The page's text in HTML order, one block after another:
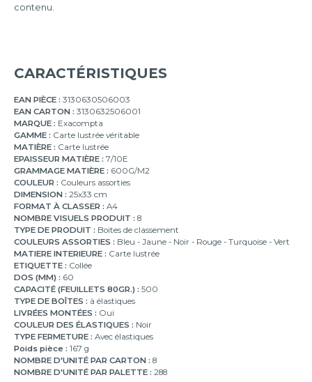
Dos
Dos
:
mm
contenu.
CARACTÉRISTIQUES
EAN PIÈCE : 3130630506003
EAN CARTON : 3130632506001
MARQUE : Exacompta
GAMME : Carte lustrée véritable
MATIÈRE : Carte lustrée
EPAISSEUR MATIÈRE : 7/10E
GRAMMAGE MATIÈRE : 600G/M2
COULEUR : Couleurs assorties
DIMENSION : 25x33 cm
FORMAT À CLASSER : A4
NOMBRE VISUELS PRODUIT : 8
TYPE DE PRODUIT : Boites de classement
COULEURS ASSORTIES : Bleu - Jaune - Noir - Rouge - Turquoise - Vert
MATIERE INTERIEURE : Carte lustrée
ETIQUETTE : Collée
DOS (MM) : 60
CAPACITÉ (FEUILLETS 80GR.) : 500
TYPE DE BOÎTES : à élastiques
LIVRÉES MONTÉES : Oui
COULEUR DES ÉLASTIQUES : Noir
TYPE FERMETURE : Avec élastiques
Poids pièce : 167 g
NOMBRE D'UNITÉ PAR CARTON : 8
NOMBRE D'UNITÉ PAR PALETTE : 288